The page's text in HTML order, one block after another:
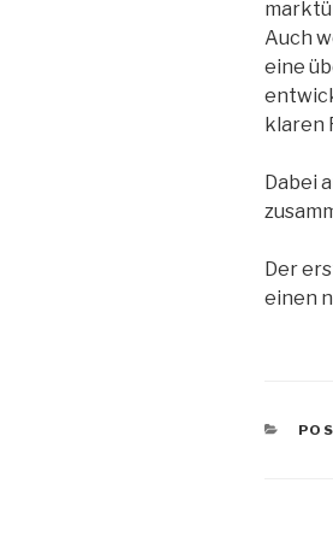
Auch
eine
klaren
Dabei
Der
einen